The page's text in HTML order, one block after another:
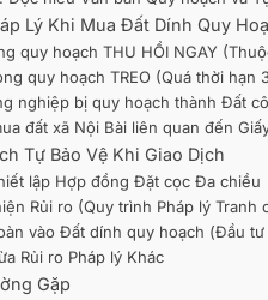
Lý Khi Mua Đất Dính Quy
quy hoạch THU HỒI NGAY
quy hoạch TREO (Quá thời hạn
nghiệp bị quy hoạch thành Đất
đất xã Nội Bài liên quan đến
Tự Bảo Vệ Khi Giao Dịch
lập Hợp đồng Đặt cọc Đa chiều
Rủi ro (Quy trình Pháp lý Tranh
vào Đất dính quy hoạch (Đầu
Rủi ro Pháp lý Khác
Gặp